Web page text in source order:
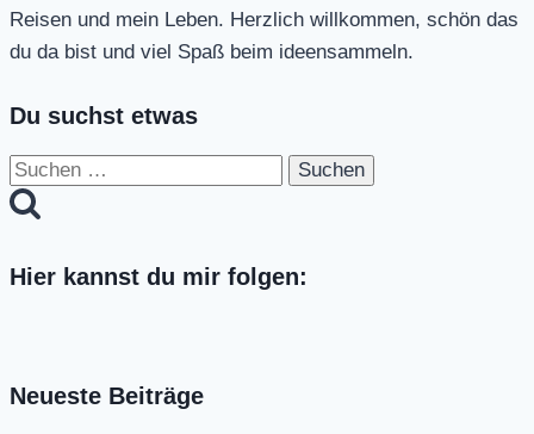
Reisen und mein Leben. Herzlich willkommen, schön das
du da bist und viel Spaß beim ideensammeln.
Du suchst etwas
Suchen
nach:
Hier kannst du mir folgen:
Neueste Beiträge